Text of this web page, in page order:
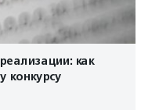
как
конкурсу